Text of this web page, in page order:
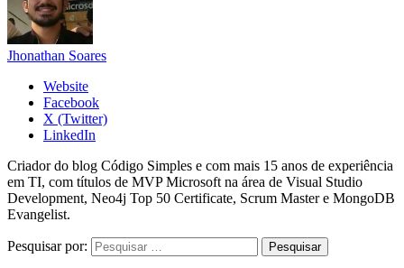
Jhonathan Soares
Website
Facebook
X (Twitter)
LinkedIn
Criador do blog Código Simples e com mais 15 anos de experiência
em TI, com títulos de MVP Microsoft na área de Visual Studio
Development, Neo4j Top 50 Certificate, Scrum Master e MongoDB
Evangelist.
Pesquisar por: